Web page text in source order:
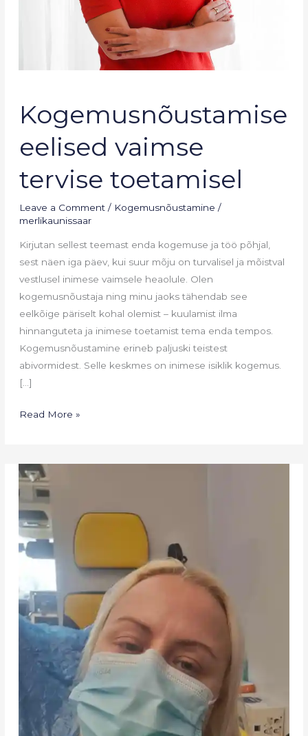
Kogemusnõustamise
eelised vaimse
tervise toetamisel
Leave a Comment / Kogemusnõustamine /
merlikaunissaar
Kirjutan sellest teemast enda kogemuse ja töö põhjal,
sest näen iga päev, kui suur mõju on turvalisel ja mõistval
vestlusel inimese vaimsele heaolule. Olen
kogemusnõustaja ning minu jaoks tähendab see
eelkõige päriselt kohal olemist – kuulamist ilma
hinnanguteta ja inimese toetamist tema enda tempos.
Kogemusnõustamine erineb paljuski teistest
abivormidest. Selle keskmes on inimese isiklik kogemus.
[…]
eelised
vaimse
tervise
Read More »